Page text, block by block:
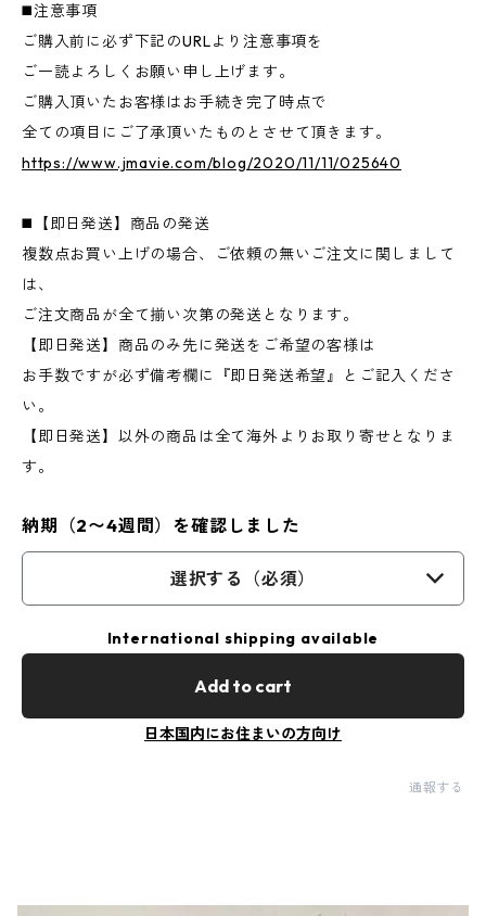
◼️注意事項
ご購入前に必ず下記のURLより注意事項を
ご一読よろしくお願い申し上げます。
ご購入頂いたお客様はお手続き完了時点で
全ての項目にご了承頂いたものとさせて頂きます。
https://www.jmavie.com/blog/2020/11/11/025640
◼️【即日発送】商品の発送
複数点お買い上げの場合、ご依頼の無いご注文に関しまして
は、
ご注文商品が全て揃い次第の発送となります。
【即日発送】商品のみ先に発送をご希望の客様は
お手数ですが必ず備考欄に『即日発送希望』とご記入くださ
い。
【即日発送】以外の商品は全て海外よりお取り寄せとなりま
す。
納期（2〜4週間）を確認しました
選択する（必須）
International shipping available
Add to cart
日本国内にお住まいの方向け
通報する